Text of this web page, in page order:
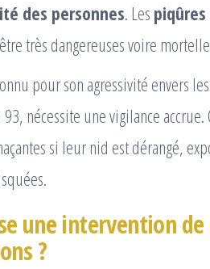
des personnes. Les
très dangereuses voire
pour son agressivité envers
nécessite une vigilance accrue.
si leur nid est dérangé,
une intervention
?